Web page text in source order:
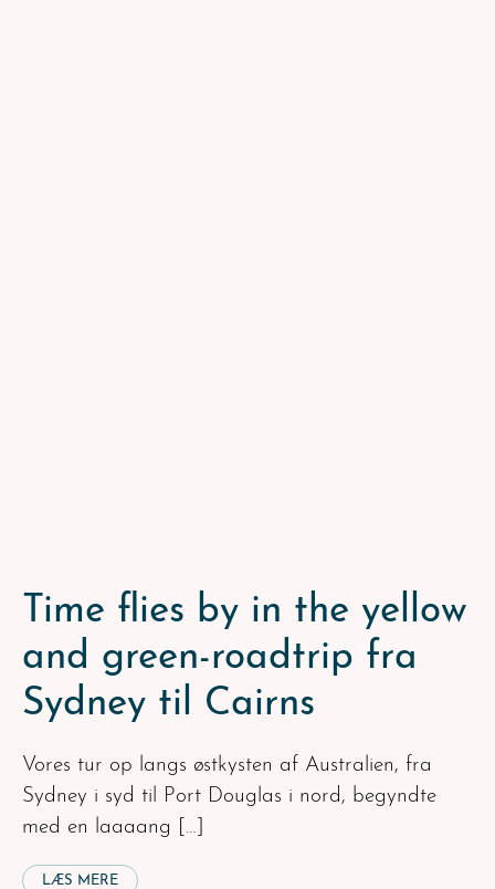
Time flies by in the yellow
and green-roadtrip fra
Sydney til Cairns
Vores tur op langs østkysten af Australien, fra
Sydney i syd til Port Douglas i nord, begyndte
med en laaaang […]
LÆS MERE